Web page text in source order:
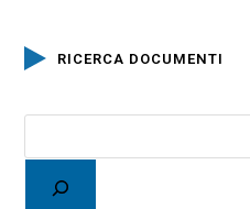
RICERCA DOCUMENTI